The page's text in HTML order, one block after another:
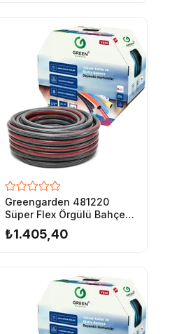
Greengarden 481220
Süper Flex Örgülü Bahçe
Hortumu 1/2-20 mt
₺1.405,40